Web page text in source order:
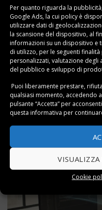
Per quanto riguarda la
Google Ads, la cui policy è
utilizzare dati di
la scansione del dispositivo, al
informazioni su un dispositivo e
di utilizzo, per le seguenti
personalizzati, valutazione degli
del pubblico e sviluppo di
Puoi liberamente prestare,
qualsiasi momento, accedendo
pulsante “Accetta” per
questa informativa per
VISUALIZZA
Cookie
un’area maggiore.
di qualità resiste meglio
metalliche offrono
elegante.
Come scegliere un
mentre iventilatori
qualità si trovano tra 20
soluzioni premium con
sempre le recensioni
della batteria e livello di
emergono meglio dalle